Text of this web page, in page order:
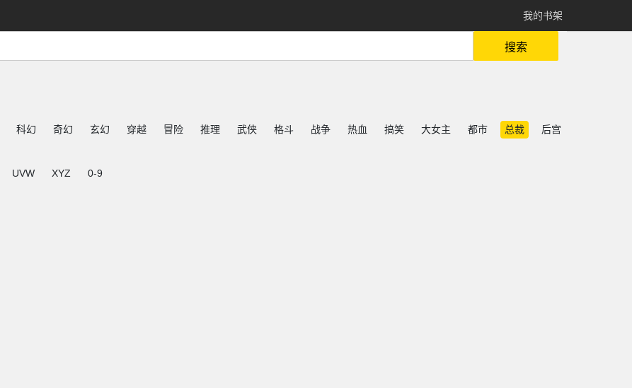
我的书架
搜索
科幻 奇幻 玄幻 穿越 冒险 推理 武侠 格斗 战争 热血 搞笑 大女主 都市 总裁
后宫
UVW XYZ 0-9